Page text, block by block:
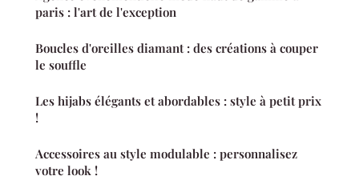
paris : l'art de l'exception
Boucles d'oreilles diamant : des créations à couper
le souffle
Les hijabs élégants et abordables : style à petit prix
!
Accessoires au style modulable : personnalisez
votre look !